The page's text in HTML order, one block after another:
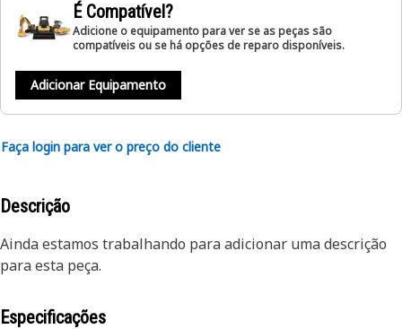
É Compatível?
Adicione o equipamento para ver se as peças são
compatíveis ou se há opções de reparo disponíveis.
Adicionar Equipamento
Faça login para ver o preço do cliente
Descrição
Ainda estamos trabalhando para adicionar uma descrição
para esta peça.
Especificações